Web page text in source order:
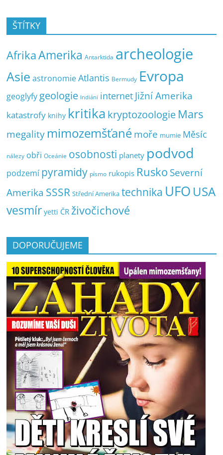
ŠTÍTKY
AfrikaAmerika Antarktida archeologie
Asie astronomie Atlantis Bermudy Evropa
geoglyfy geologie Indiáni internet Jižní Amerika
katastrofy knihy kritika kryptozoologie Mars
megality mimozemšťanémoře mumie Měsíc
nálezy obři Oceánie osobnosti planety podvod
podzemí pyramidy písmo rukopis Rusko Severní
Amerika SSSR Střední Amerika technika UFO USA
vesmír yetti ČR živočichové
DOPORUČUJEME